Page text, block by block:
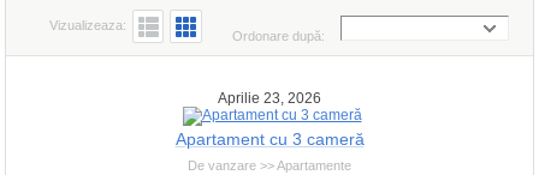
Ordonare după:
Vizualizeaza:
Aprilie 23, 2026
Apartament cu 3 cameră
De vanzare >> Apartamente